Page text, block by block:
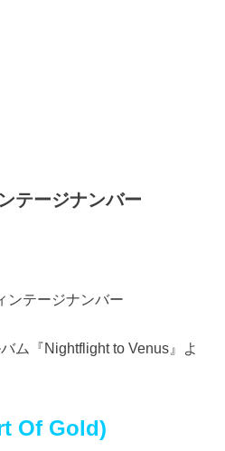
テージナンバー
ンテージナンバー
ム『Nightflight to Venus』よ
Of Gold)